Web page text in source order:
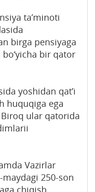
ta’minoti
birga pensiyaga
bir qator
yoshidan qat’i
huquqiga ega
ular qatorida
Vazirlar
250-son
chiqish